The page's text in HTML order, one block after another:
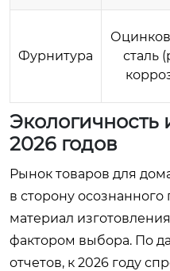
Фурнитура
сталь
Экологичность
2026 годов
Рынок товаров для
в сторону осознанного
материал
фактором выбора. По
отчетов, к 2026 году